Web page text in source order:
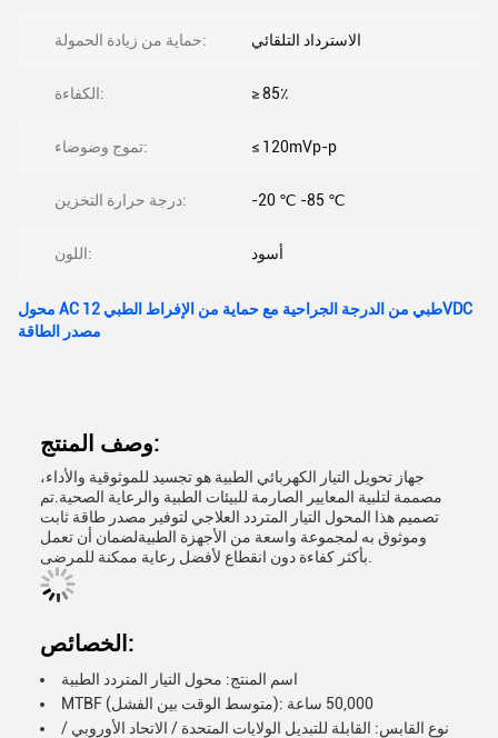
حماية من زيادة الحمولة: الاسترداد التلقائي
الكفاءة: ≥ 85٪
تموج وضوضاء: ≤ 120mVp-p
درجة حرارة التخزين: -20 ℃ -85 ℃
اللون: أسود
محول AC طبي من الدرجة الجراحية مع حماية من الإفراط الطبي 12VDC
مصدر الطاقة
وصف المنتج:
جهاز تحويل التيار الكهربائي الطبية هو تجسيد للموثوقية والأداء،
مصممة لتلبية المعايير الصارمة للبيئات الطبية والرعاية الصحية.تم
تصميم هذا المحول التيار المتردد العلاجي لتوفير مصدر طاقة ثابت
وموثوق به لمجموعة واسعة من الأجهزة الطبيةلضمان أن تعمل
الخصائص:
اسم المنتج: محول التيار المتردد الطبية
MTBF (متوسط الوقت بين الفشل): 50,000 ساعة
نوع القابس: القابلة للتبديل الولايات المتحدة / الاتحاد الأوروبي /